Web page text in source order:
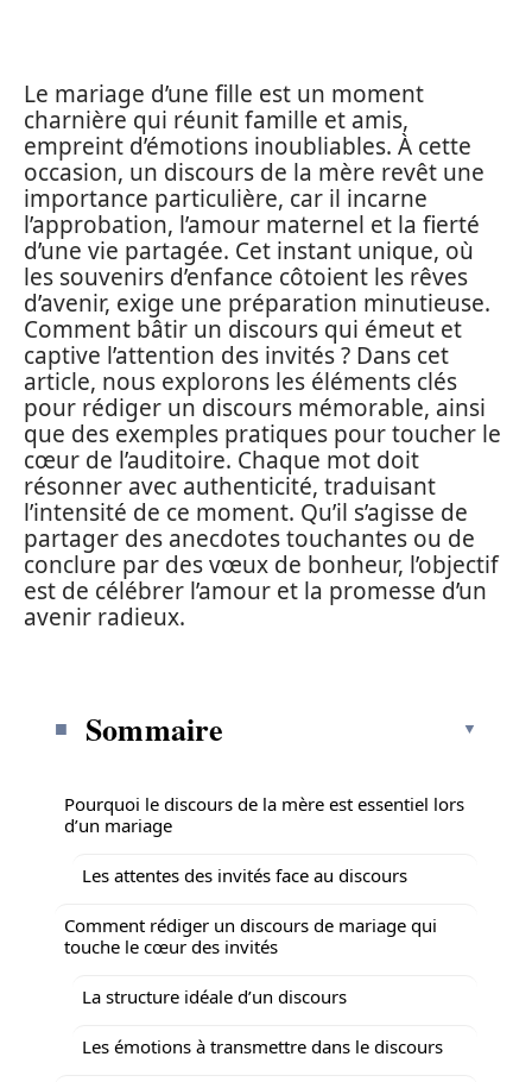
Le mariage d’une fille est un moment
charnière qui réunit famille et amis,
empreint d’émotions inoubliables. À cette
occasion, un discours de la mère revêt une
importance particulière, car il incarne
l’approbation, l’amour maternel et la fierté
d’une vie partagée. Cet instant unique, où
les souvenirs d’enfance côtoient les rêves
d’avenir, exige une préparation minutieuse.
Comment bâtir un discours qui émeut et
captive l’attention des invités ? Dans cet
article, nous explorons les éléments clés
pour rédiger un discours mémorable, ainsi
que des exemples pratiques pour toucher le
cœur de l’auditoire. Chaque mot doit
résonner avec authenticité, traduisant
l’intensité de ce moment. Qu’il s’agisse de
partager des anecdotes touchantes ou de
conclure par des vœux de bonheur, l’objectif
est de célébrer l’amour et la promesse d’un
avenir radieux.
Sommaire
Pourquoi le discours de la mère est essentiel lors
d’un mariage
Les attentes des invités face au discours
Comment rédiger un discours de mariage qui
touche le cœur des invités
La structure idéale d’un discours
Les émotions à transmettre dans le discours